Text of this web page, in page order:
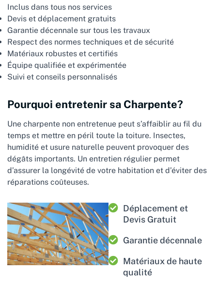
Inclus dans tous nos services
Devis et déplacement gratuits
Garantie décennale sur tous les travaux
Respect des normes techniques et de sécurité
Matériaux robustes et certifiés
Équipe qualifiée et expérimentée
Suivi et conseils personnalisés
Pourquoi entretenir sa Charpente?
Une charpente non entretenue peut s’affaiblir au fil du
temps et mettre en péril toute la toiture. Insectes,
humidité et usure naturelle peuvent provoquer des
dégâts importants. Un entretien régulier permet
d’assurer la longévité de votre habitation et d’éviter des
réparations coûteuses.
Déplacement et
Devis Gratuit
Garantie décennale
Matériaux de haute
qualité